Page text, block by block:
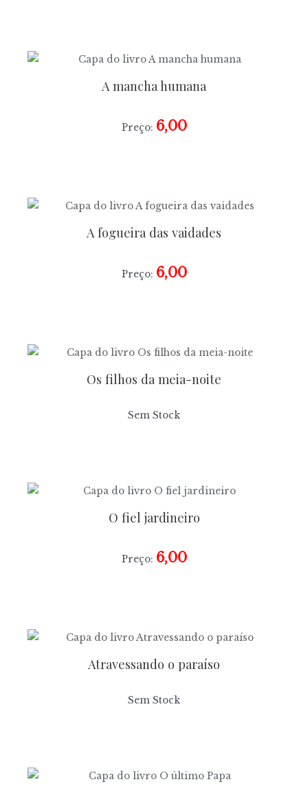
A mancha humana
Preço: 6,00
A fogueira das vaidades
Preço: 6,00
Os filhos da meia-noite
Sem Stock
O fiel jardineiro
Preço: 6,00
Atravessando o paraíso
Sem Stock